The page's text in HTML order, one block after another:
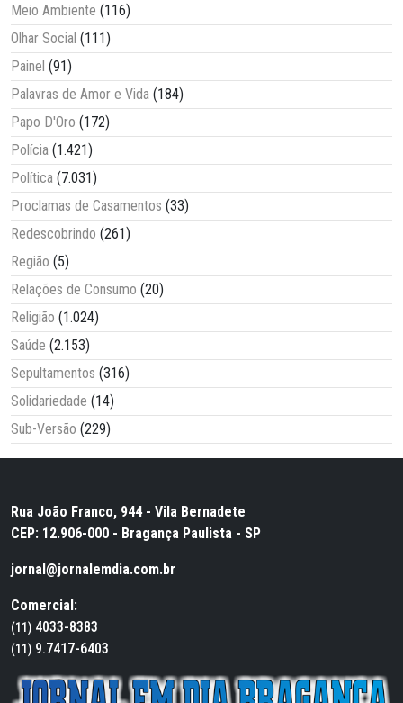
Meio Ambiente (116)
Olhar Social (111)
Painel (91)
Palavras de Amor e Vida (184)
Papo D'Oro (172)
Polícia (1.421)
Política (7.031)
Proclamas de Casamentos (33)
Redescobrindo (261)
Região (5)
Relações de Consumo (20)
Religião (1.024)
Saúde (2.153)
Sepultamentos (316)
Solidariedade (14)
Sub-Versão (229)
Rua João Franco, 944 - Vila Bernadete
CEP: 12.906-000 - Bragança Paulista - SP
jornal@jornalemdia.com.br
Comercial:
(11) 4033-8383
(11) 9.7417-6403